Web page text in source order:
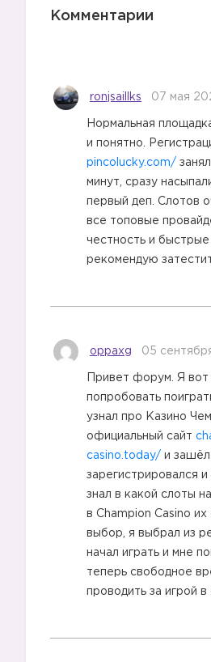
Комментарии
ronjsaillks 07 мая
Нормальная
и понятно.
pincolucky.com/
минут, сразу
первый деп. Слотов
все топовые
честность и быстрые
рекомендую
oppaxg 05
Привет форум. Я
попробовать
узнал про Казино
официальный сайт
casino.today/ и зашёл
зарегистрировался
знал в какой слоты
в Champion Casino
выбор, я выбрал из
начал играть и мне
теперь свободное
проводить за игрой в